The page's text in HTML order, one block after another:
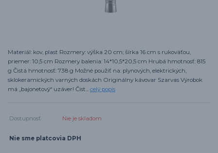
Materiál: kov, plast Rozmery: výška 20 cm; šírka 16 cm s rukoväťou,
priemer: 10,5 cm Rozmery balenia: 14*10,5*20,5 cm Hrubá hmotnosť: 815
g Čistá hmotnosť: 738 g Možné použiť na: plynových, elektrických,
sklokeramických varných doskách Originálny kávovar Szarvas Výrobok
má „bajonetový“ uzáver! Čist... celý popis
Dostupnosť Nie je skladom
Nie sme platcovia DPH